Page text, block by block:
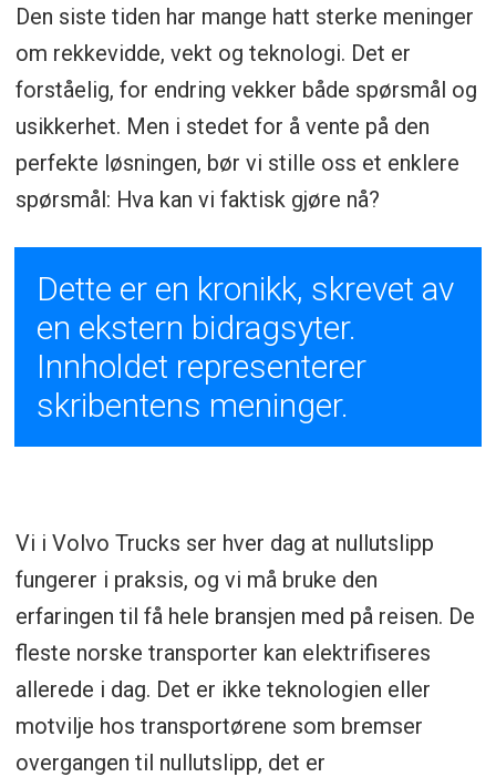
Den siste tiden har mange hatt sterke meninger
om rekkevidde, vekt og teknologi. Det er
forståelig, for endring vekker både spørsmål og
usikkerhet. Men i stedet for å vente på den
perfekte løsningen, bør vi stille oss et enklere
spørsmål: Hva kan vi faktisk gjøre nå?
Dette er en kronikk, skrevet av
en ekstern bidragsyter.
Innholdet representerer
skribentens meninger.
Vi i Volvo Trucks ser hver dag at nullutslipp
fungerer i praksis, og vi må bruke den
erfaringen til få hele bransjen med på reisen. De
fleste norske transporter kan elektrifiseres
allerede i dag. Det er ikke teknologien eller
motvilje hos transportørene som bremser
overgangen til nullutslipp, det er